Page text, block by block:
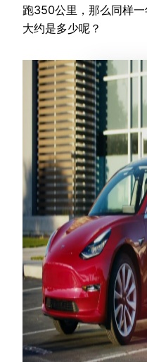
跑350公里，那么同样
大约是多少呢？